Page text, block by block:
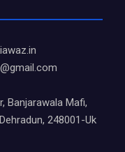
Banjarawala Mafi,
248001-Uk